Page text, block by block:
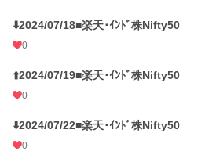
⬇️2024/07/18■楽天･ｲﾝﾄﾞ株Nifty50
0
⬆️2024/07/19■楽天･ｲﾝﾄﾞ株Nifty50
0
⬇️2024/07/22■楽天･ｲﾝﾄﾞ株Nifty50
0